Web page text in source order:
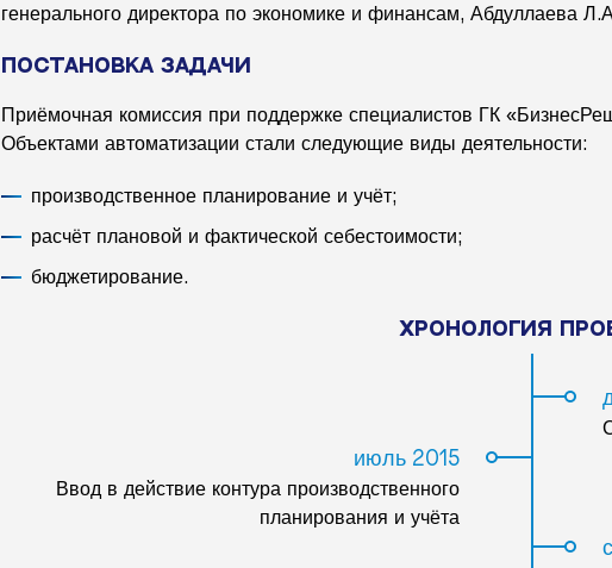
генерального директора по экономике и финансам, Абдуллаева
Постановка задачи
Приёмочная комиссия при поддержке специалистов ГК
Объектами автоматизации стали следующие виды деятельности:
производственное планирование и учёт;
расчёт плановой и фактической себестоимости;
бюджетирование.
Хронология
июль 2015
Ввод в действие контура производственного
планирования и учёта